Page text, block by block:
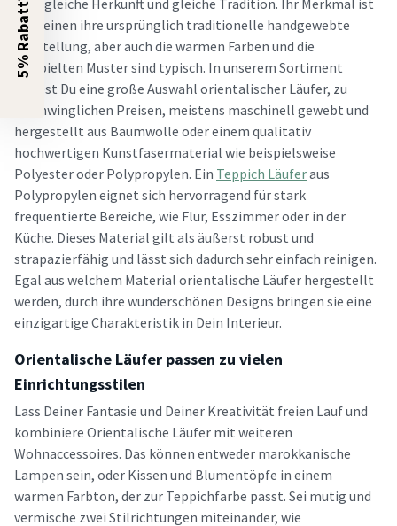
aber gleiche Herkunft und gleiche Tradition. Ihr Merkmal ist
zum einen ihre ursprünglich traditionelle handgewebte
Herstellung, aber auch die warmen Farben und die
verspielten Muster sind typisch. In unserem Sortiment
findest Du eine große Auswahl orientalischer Läufer, zu
erschwinglichen Preisen, meistens maschinell gewebt und
hergestellt aus Baumwolle oder einem qualitativ
hochwertigen Kunstfasermaterial wie beispielsweise
Polyester oder Polypropylen. Ein Teppich Läuferaus
Polypropylen eignet sich hervorragend für stark
frequentierte Bereiche, wie Flur, Esszimmer oder in der
Küche. Dieses Material gilt als äußerst robust und
strapazierfähig und lässt sich dadurch sehr einfach reinigen.
Egal aus welchem Material orientalische Läufer hergestellt
werden, durch ihre wunderschönen Designs bringen sie eine
einzigartige Charakteristik in Dein Interieur.
Orientalische Läufer passen zu vielen
Einrichtungsstilen
Lass Deiner Fantasie und Deiner Kreativität freien Lauf und
kombiniere Orientalische Läufer mit weiteren
Wohnaccessoires. Das können entweder marokkanische
Lampen sein, oder Kissen und Blumentöpfe in einem
warmen Farbton, der zur Teppichfarbe passt. Sei mutig und
vermische zwei Stilrichtungen miteinander, wie
5% Rabatt?